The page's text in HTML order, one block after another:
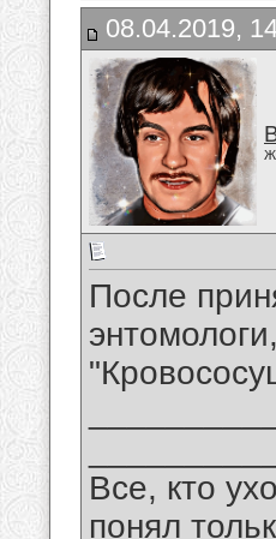
08.04.2019,
После
Все, кто
понял